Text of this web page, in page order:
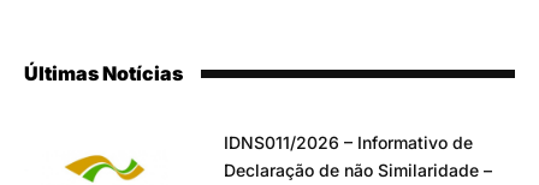
Últimas Notícias
IDNS011/2026 – Informativo de
Declaração de não Similaridade –